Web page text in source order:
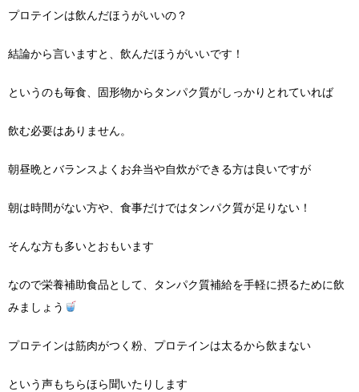
プロテインは飲んだほうがいいの？
結論から言いますと、飲んだほうがいいです！
というのも毎食、固形物からタンパク質がしっかりとれていれば
飲む必要はありません。
朝昼晩とバランスよくお弁当や自炊ができる方は良いですが
朝は時間がない方や、食事だけではタンパク質が足りない！
そんな方も多いとおもいます
なので栄養補助食品として、タンパク質補給を手軽に摂るために飲
みましょう
プロテインは筋肉がつく粉、プロテインは太るから飲まない
という声もちらほら聞いたりします